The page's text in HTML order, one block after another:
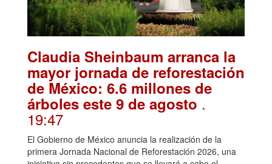
Claudia Sheinbaum arranca la
mayor jornada de reforestación
de México: 6.6 millones de
árboles este 9 de agosto .
19:47
El Gobierno de México anuncia la realización de la
primera Jornada Nacional de Reforestación 2026, una